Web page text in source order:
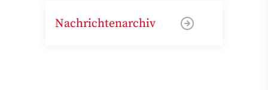
Nachrichtenarchiv